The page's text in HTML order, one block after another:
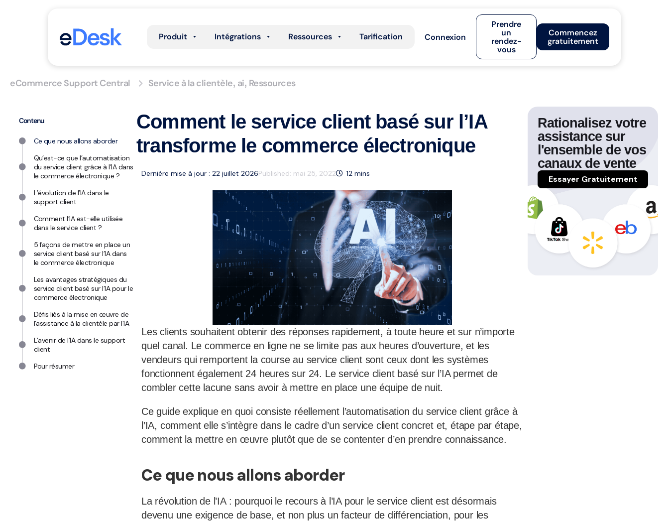
Produit Intégrations Ressources Tarification Connexion
Prendre
un
rendez-
vous
Commencez
gratuitement
eCommerce Support Central Service à la clientèle, ai, Ressources
Contenu
Ce que nous allons aborder
Qu’est-ce que l’automatisation
du service client grâce à l’IA dans
le commerce électronique ?
L’évolution de l’IA dans le
support client
Comment l’IA est-elle utilisée
dans le service client ?
5 façons de mettre en place un
service client basé sur l’IA dans
le commerce électronique
Les avantages stratégiques du
service client basé sur l’IA pour le
commerce électronique
Défis liés à la mise en œuvre de
l’assistance à la clientèle par l’IA
L’avenir de l’IA dans le support
client
Pour résumer
Comment le service client basé sur l’IA
transforme le commerce électronique
Dernière mise à jour : 22 juillet 2026Published: mai 25, 2022 12 mins
Les clients souhaitent obtenir des réponses rapidement, à toute heure et sur n’importe
quel canal. Le commerce en ligne ne se limite pas aux heures d’ouverture, et les
vendeurs qui remportent la course au service client sont ceux dont les systèmes
fonctionnent également 24 heures sur 24. Le service client basé sur l’IA permet de
combler cette lacune sans avoir à mettre en place une équipe de nuit.
Ce guide explique en quoi consiste réellement l’automatisation du service client grâce à
l’IA, comment elle s’intègre dans le cadre d’un service client concret et, étape par étape,
comment la mettre en œuvre plutôt que de se contenter d’en prendre connaissance.
Ce que nous allons aborder
La révolution de l’IA : pourquoi le recours à l’IA pour le service client est désormais
devenu une exigence de base, et non plus un facteur de différenciation, pour les
Rationalisez votre
assistance sur
l'ensemble de vos
canaux de vente
Essayer Gratuitement